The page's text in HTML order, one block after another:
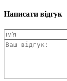
Написати відгук